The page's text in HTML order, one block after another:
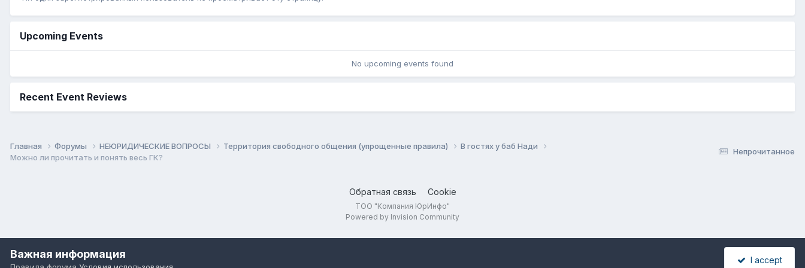
Upcoming Events
No upcoming events found
Recent Event Reviews
Непрочитанное
Главная Форумы НЕЮРИДИЧЕСКИЕ ВОПРОСЫ Территория свободного общения (упрощенные правила)
В гостях у баб Нади
Можно ли прочитать и понять весь ГК?
Обратная связь Cookie
ТОО "Компания ЮрИнфо"
Powered by Invision Community
Важная информация I accept